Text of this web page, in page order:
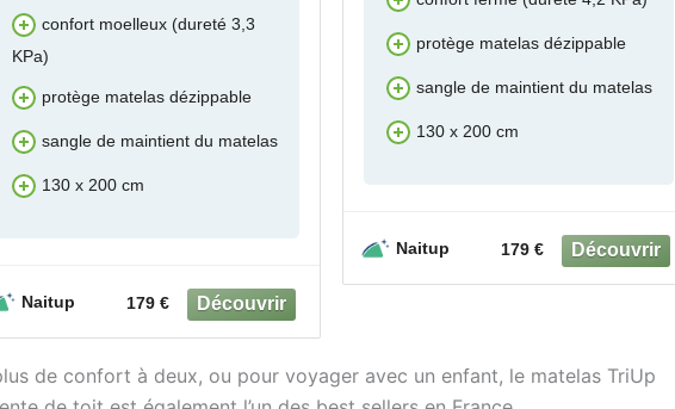
confort moelleux (dureté 3,3
KPa)
protège matelas dézippable
sangle de maintient du matelas
130 x 200 cm
Naitup 179 €
protège matelas dézippable
sangle de maintient du matelas
130 x 200 cm
Naitup 179 €
de confort à deux, ou pour voyager avec un enfant, le matelas TriUp